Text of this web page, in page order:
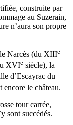
construite par
au Suzerain,
n’aura son propre
Narcès (du XIIIe
XVIe siècle), la
d’Escayrac du
encore le château.
tour carrée,
sont succédés.